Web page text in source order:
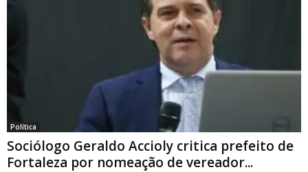
Política
Sociólogo Geraldo Accioly critica prefeito de
Fortaleza por nomeação de vereador...